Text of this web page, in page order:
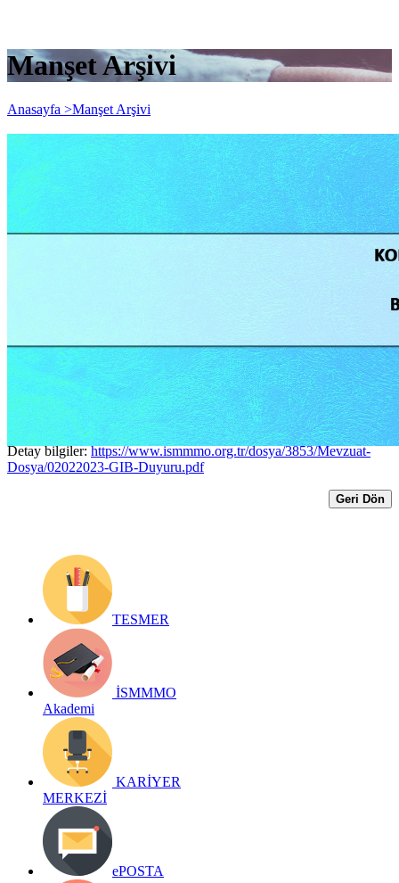
Manşet Arşivi
Anasayfa >Manşet Arşivi
Payı Beyannamesi ve BA-BS Bildirimleri
Yayınlanmıştır.
Yayın Tarihi: 2 Şubat 2023
Detay bilgiler:https://www.ismmmo.org.tr/dosya/3853/Mevzuat-
Dosya/02022023-GIB-Duyuru.pdf
Geri Dön
TESMER
İSMMMO
Akademi
KARİYER
MERKEZİ
ePOSTA